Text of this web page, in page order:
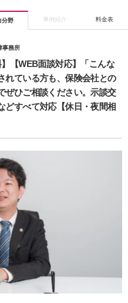
分野 事例紹介 料金表
事務所
【WEB面談対応】「こんな
れている方も、保険会社との
ぜひご相談ください。示談交
どすべて対応【休日・夜間相